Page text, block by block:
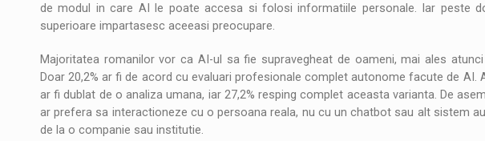
de modul in care AI le poate accesa si folosi informatiile personale. Iar peste
superioare impartasesc aceeasi preocupare.
Majoritatea romanilor vor ca AI-ul sa fie supravegheat de oameni, mai ales
Doar 20,2% ar fi de acord cu evaluari profesionale complet autonome facute de AI.
ar fi dublat de o analiza umana, iar 27,2% resping complet aceasta varianta. De
ar prefera sa interactioneze cu o persoana reala, nu cu un chatbot sau alt sistem
de la o companie sau institutie.